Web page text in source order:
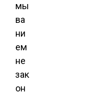
мы
ва
ни
ем
не
зак
он